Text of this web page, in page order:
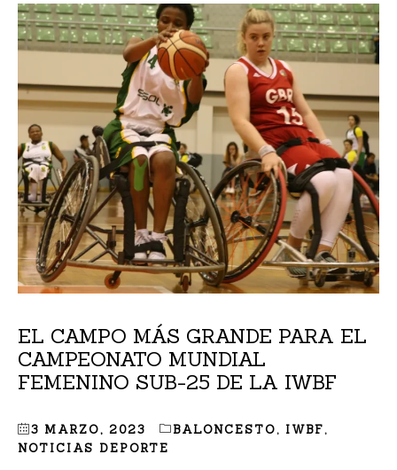
EL CAMPO MÁS GRANDE PARA EL
CAMPEONATO MUNDIAL
FEMENINO SUB-25 DE LA IWBF
3 MARZO, 2023 BALONCESTO, IWBF,
NOTICIAS DEPORTE